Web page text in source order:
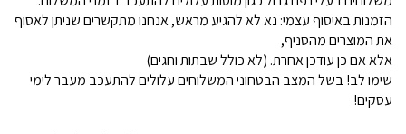
הזמנות באיסוף עצמי: נא לא להגיע מראש, אנחנו מתקשרים שניתן לאסוף
את המוצרים מהסניף,
אלא אם כן עודכן אחרת. (לא כולל שבתות וחגים)
שימו לב! בשל המצב הבטחוני המשלוחים עלולים להתעכב מעבר לימי
עסקים!